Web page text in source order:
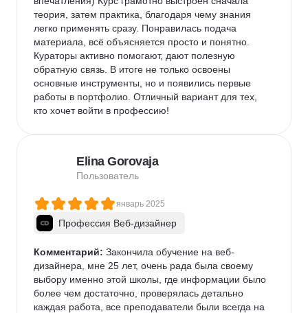
теория, затем практика, благодаря чему знания
легко применять сразу. Понравилась подача
материала, всё объясняется просто и понятно.
Кураторы активно помогают, дают полезную
обратную связь. В итоге не только освоены
основные инструменты, но и появились первые
работы в портфолио. Отличный вариант для тех,
кто хочет войти в профессию!
Elina Gorovaja
Пользователь
январь 2025
Профессия Веб-дизайнер
Комментарий: Закончила обучение на веб-
дизайнера, мне 25 лет, очень рада была своему
выбору именно этой школы, где информации было
более чем достаточно, проверялась детально
каждая работа, все преподаватели были всегда на